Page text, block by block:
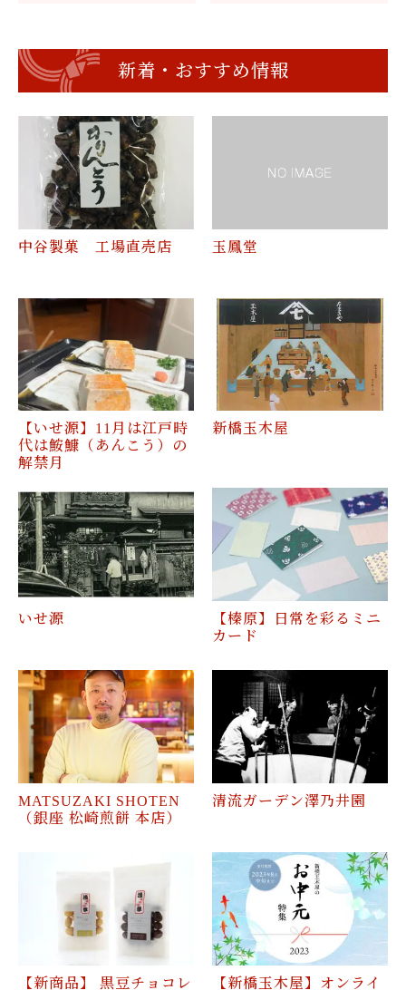
新着・おすすめ情報
中谷製菓 工場直売店 玉鳳堂
【いせ源】11月は江戸時
代は鮟鱇（あんこう）の
解禁月
新橋玉木屋
いせ源
【榛原】日常を彩るミニ
カード
MATSUZAKI SHOTEN
（銀座 松崎煎餅 本店）
清流ガーデン澤乃井園
【新商品】 黒豆チョコレ 【新橋玉木屋】オンライ